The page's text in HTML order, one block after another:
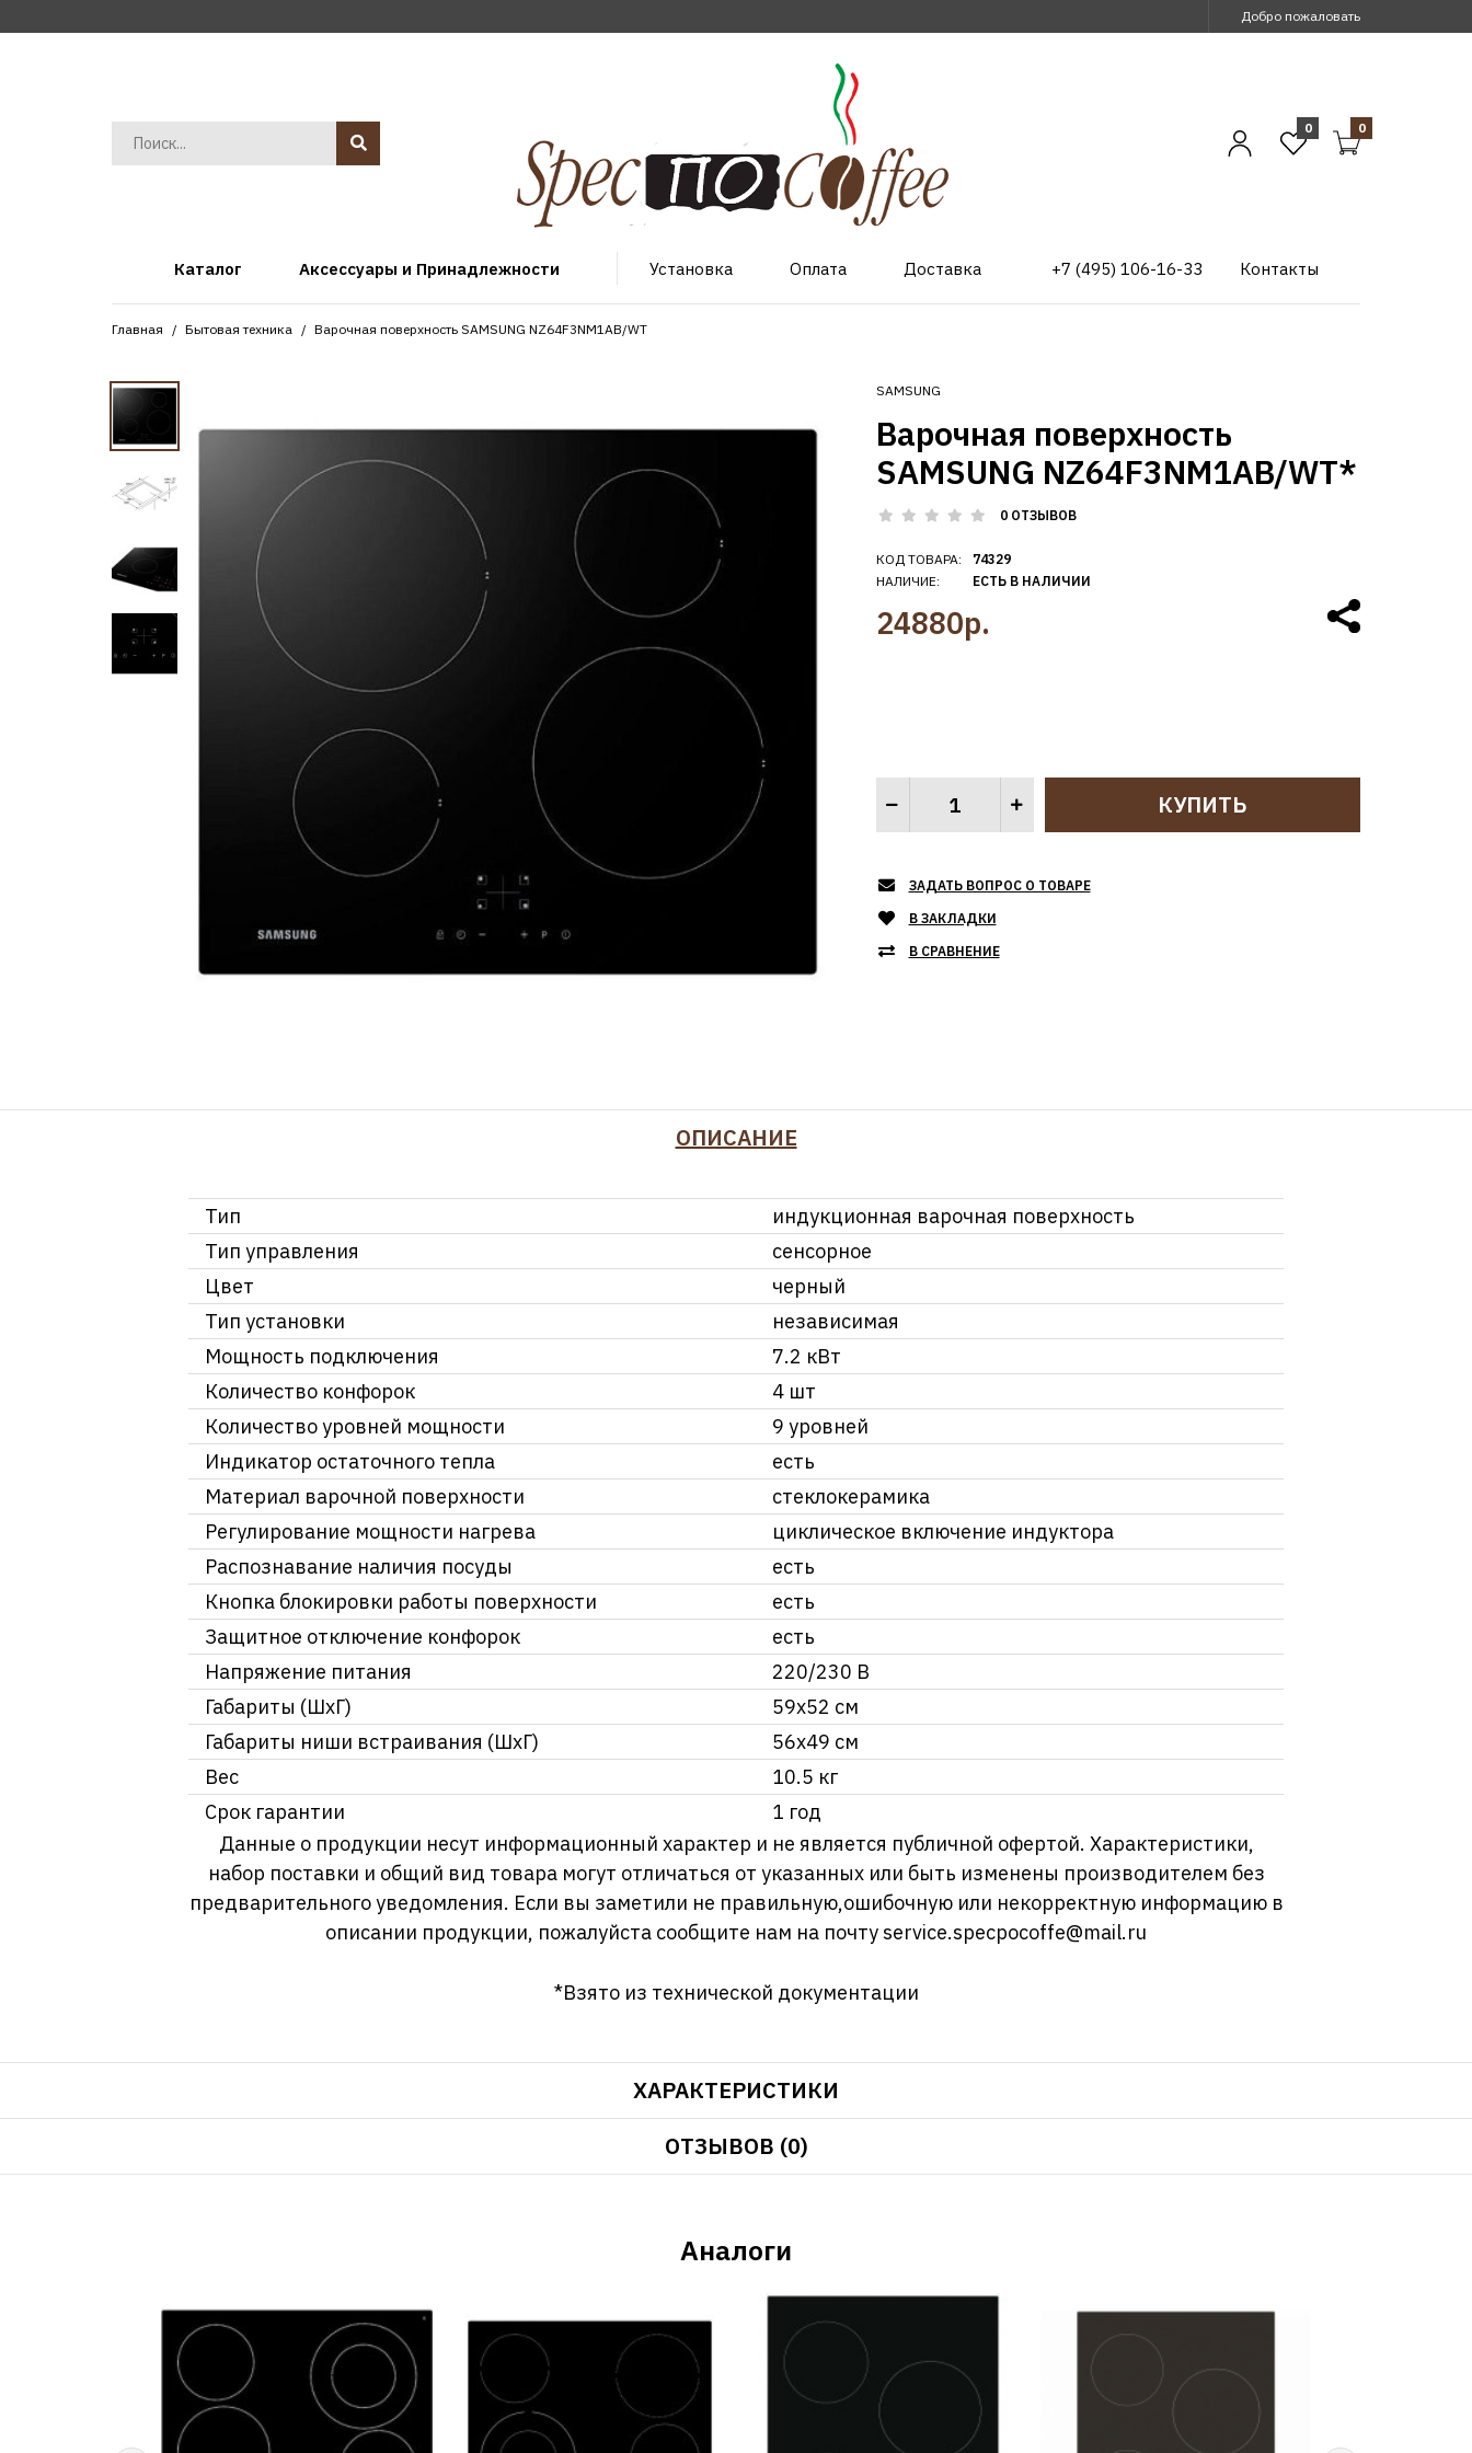
Добро пожаловать
0 0
Каталог Аксессуары и Принадлежности Установка Оплата Доставка +7 (495) 106-16-33 Контакты
Главная Бытовая техника Варочная поверхность SAMSUNG NZ64F3NM1AB/WT
SAMSUNG
Варочная поверхность
SAMSUNG NZ64F3NM1AB/WT*
0 ОТЗЫВОВ
КОД ТОВАРА:
НАЛИЧИЕ:
74329
ЕСТЬ В НАЛИЧИИ
24880р.
ЗАДАТЬ ВОПРОС О ТОВАРЕ
В ЗАКЛАДКИ
В СРАВНЕНИЕ
ОПИСАНИЕ
Тип
индукционная варочная поверхность
Тип управления
сенсорное
Цвет
черный
Тип установки
независимая
Мощность подключения
7.2 кВт
Количество конфорок
4 шт
Количество уровней мощности
9 уровней
Индикатор остаточного тепла
есть
Материал варочной поверхности
стеклокерамика
Регулирование мощности нагрева
циклическое включение индуктора
Распознавание наличия посуды
есть
Кнопка блокировки работы поверхности
есть
Защитное отключение конфорок
есть
Напряжение питания
220/230 В
Габариты (ШхГ)
59х52 см
Габариты ниши встраивания (ШхГ)
56х49 см
Вес
10.5 кг
Срок гарантии
1 год
Данные о продукции несут информационный характер и не является публичной офертой. Характеристики,
набор поставки и общий вид товара могут отличаться от указанных или быть изменены производителем без
предварительного уведомления. Если вы заметили не правильную,ошибочную или некорректную информацию в
описании продукции, пожалуйста сообщите нам на почтуservice.specpocoffe@mail.ru
*Взято из технической документации
ХАРАКТЕРИСТИКИ
ОТЗЫВОВ (0)
Аналоги